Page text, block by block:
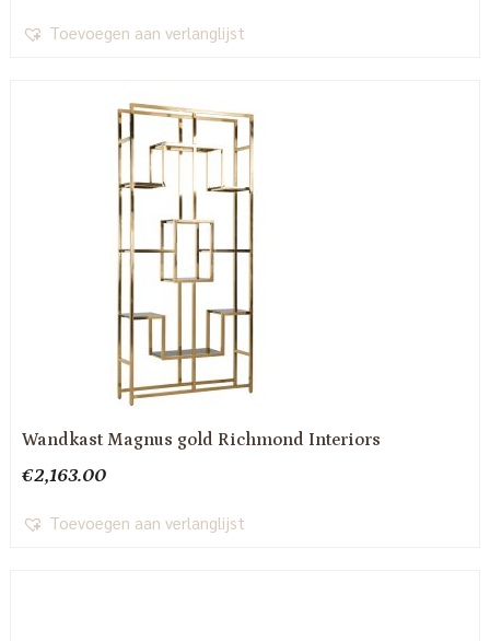
Toevoegen aan verlanglijst
Wandkast Magnus gold Richmond Interiors
€2,163.00
Toevoegen aan verlanglijst